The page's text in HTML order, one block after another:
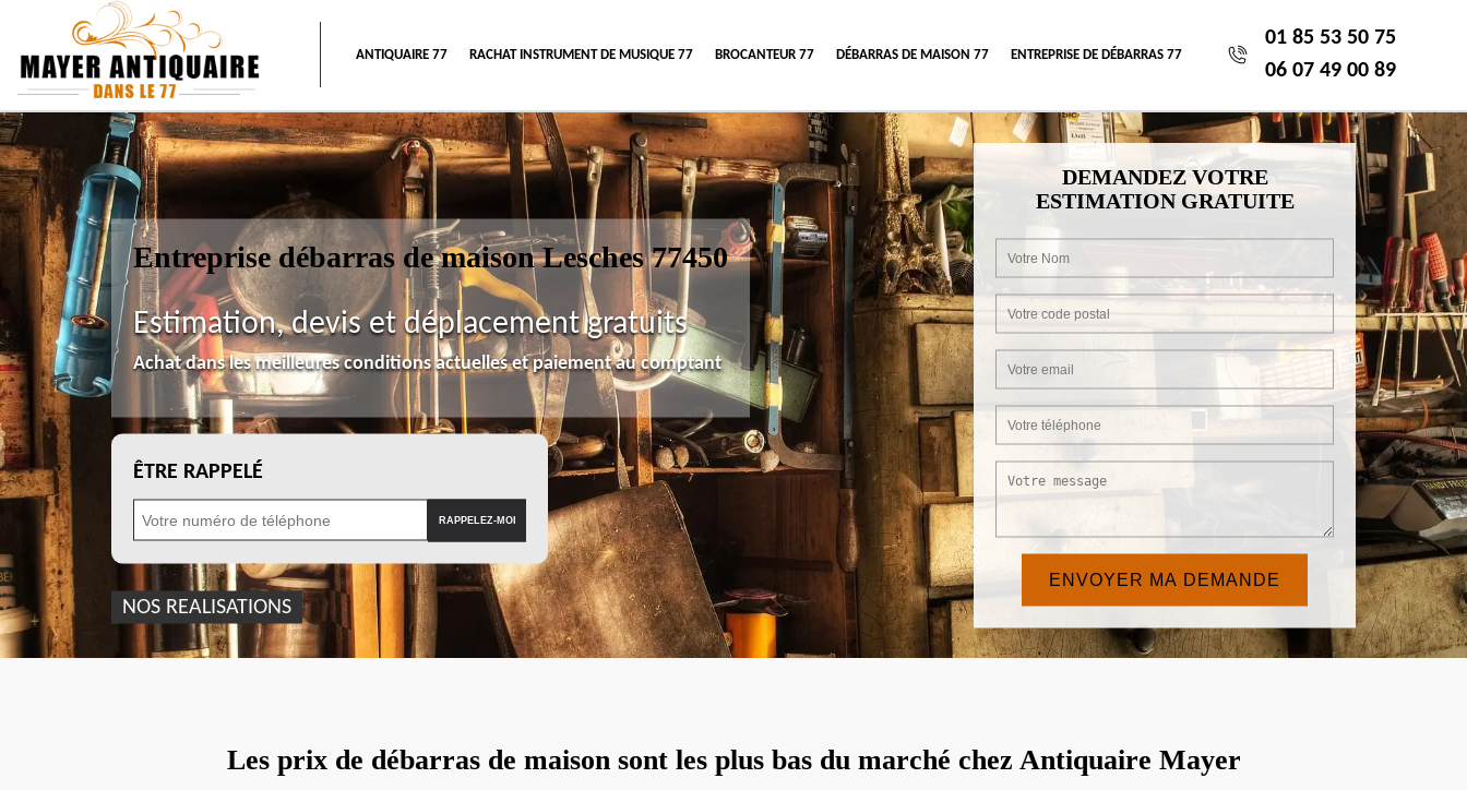
ANTIQUAIRE 77 RACHAT INSTRUMENT DE MUSIQUE 77 BROCANTEUR 77 DÉBARRAS DE MAISON 77 ENTREPRISE DE DÉBARRAS 77
01 85 53 50 75
06 07 49 00 89
Entreprise débarras de maison Lesches 77450
Estimation, devis et déplacement gratuits
Achat dans les meilleures conditions actuelles et paiement au comptant
ÊTRE RAPPELÉ
NOS REALISATIONS
DEMANDEZ VOTRE
ESTIMATION GRATUITE
Les prix de débarras de maison sont les plus bas du marché chez Antiquaire Mayer